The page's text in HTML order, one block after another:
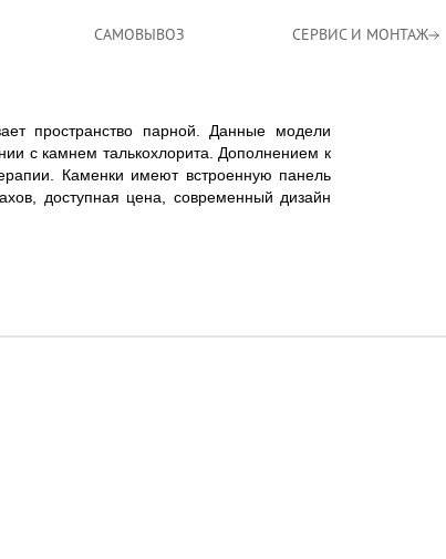
САМОВЫВОЗ СЕРВИС И МОНТАЖ
пространство парной. Данные модели
с камнем талькохлорита. Дополнением к
Каменки имеют встроенную панель
доступная цена, современный дизайн